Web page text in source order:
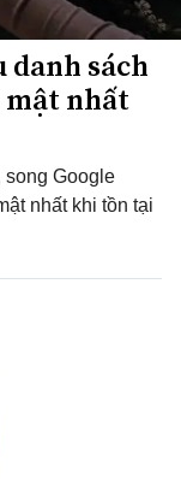
danh sách
nhất
Google
nhất khi tồn tại